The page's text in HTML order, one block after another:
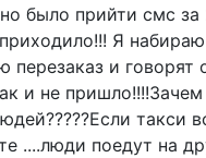
было прийти смс за
Я
перезаказ и говорят
и не пришло!!!!Зачем
такси
....люди поедут на